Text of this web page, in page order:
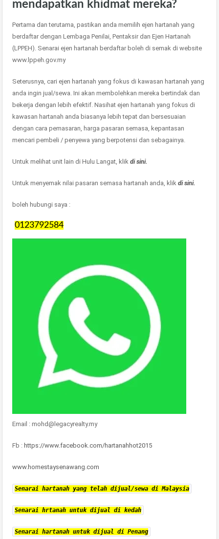
mendapatkan khidmat mereka?
Pertama dan terutama, pastikan anda memilih ejen hartanah yang
berdaftar dengan Lembaga Penilai, Pentaksir dan Ejen Hartanah
(LPPEH). Senarai ejen hartanah berdaftar boleh di semak di website
www.lppeh.gov.my
Seterusnya, cari ejen hartanah yang fokus di kawasan hartanah yang
anda ingin jual/sewa. Ini akan membolehkan mereka bertindak dan
bekerja dengan lebih efektif. Nasihat ejen hartanah yang fokus di
kawasan hartanah anda biasanya lebih tepat dan bersesuaian
dengan cara pemasaran, harga pasaran semasa, kepantasan
mencari pembeli / penyewa yang berpotensi dan sebagainya.
Untuk melihat unit lain di Hulu Langat, klik di sini.
Untuk menyemak nilai pasaran semasa hartanah anda, klik di sini.
boleh hubungi saya :
0123792584
Email : mohd@legacyrealty.my
Fb : https://www.facebook.com/hartanahhot2015
www.homestaysenawang.com
Senarai hartanah yang telah dijual/sewa di Malaysia
Senarai hrtanah untuk dijual di kedah
Senarai hartanah untuk dijual di Penang